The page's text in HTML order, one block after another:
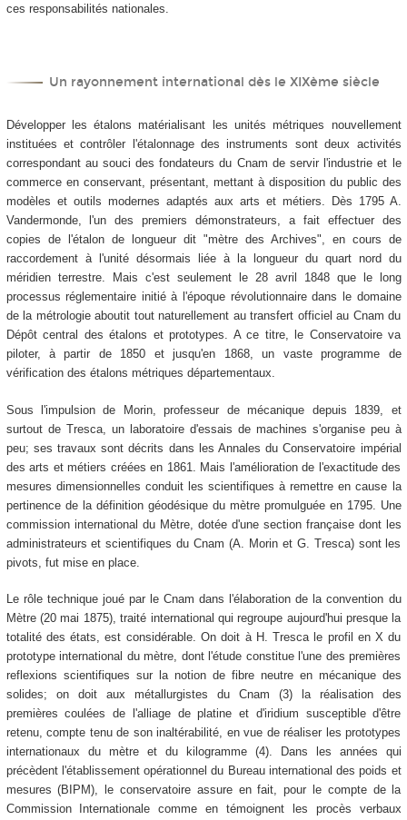
ces responsabilités nationales.
Un rayonnement international dès le XIXème siècle
Développer les étalons matérialisant les unités métriques nouvellement
instituées et contrôler l'étalonnage des instruments sont deux activités
correspondant au souci des fondateurs du Cnam de servir l'industrie et le
commerce en conservant, présentant, mettant à disposition du public des
modèles et outils modernes adaptés aux arts et métiers. Dès 1795 A.
Vandermonde, l'un des premiers démonstrateurs, a fait effectuer des
copies de l'étalon de longueur dit "mètre des Archives", en cours de
raccordement à l'unité désormais liée à la longueur du quart nord du
méridien terrestre. Mais c'est seulement le 28 avril 1848 que le long
processus réglementaire initié à l'époque révolutionnaire dans le domaine
de la métrologie aboutit tout naturellement au transfert officiel au Cnam du
Dépôt central des étalons et prototypes. A ce titre, le Conservatoire va
piloter, à partir de 1850 et jusqu'en 1868, un vaste programme de
vérification des étalons métriques départementaux.
Sous l'impulsion de Morin, professeur de mécanique depuis 1839, et
surtout de Tresca, un laboratoire d'essais de machines s'organise peu à
peu; ses travaux sont décrits dans les Annales du Conservatoire impérial
des arts et métiers créées en 1861. Mais l'amélioration de l'exactitude des
mesures dimensionnelles conduit les scientifiques à remettre en cause la
pertinence de la définition géodésique du mètre promulguée en 1795. Une
commission international du Mètre, dotée d'une section française dont les
administrateurs et scientifiques du Cnam (A. Morin et G. Tresca) sont les
pivots, fut mise en place.
Le rôle technique joué par le Cnam dans l'élaboration de la convention du
Mètre (20 mai 1875), traité international qui regroupe aujourd'hui presque la
totalité des états, est considérable. On doit à H. Tresca le profil en X du
prototype international du mètre, dont l'étude constitue l'une des premières
reflexions scientifiques sur la notion de fibre neutre en mécanique des
solides; on doit aux métallurgistes du Cnam (3) la réalisation des
premières coulées de l'alliage de platine et d'iridium susceptible d'être
retenu, compte tenu de son inaltérabilité, en vue de réaliser les prototypes
internationaux du mètre et du kilogramme (4). Dans les années qui
précèdent l'établissement opérationnel du Bureau international des poids et
mesures (BIPM), le conservatoire assure en fait, pour le compte de la
Commission Internationale comme en témoignent les procès verbaux